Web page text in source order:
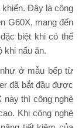
Đây là công
G60X, mang đến
biệt khi có thể
khi nấu ăn.
ở mẫu bếp từ
đã bắt đầu được
này thì công nghệ
Khi công nghệ